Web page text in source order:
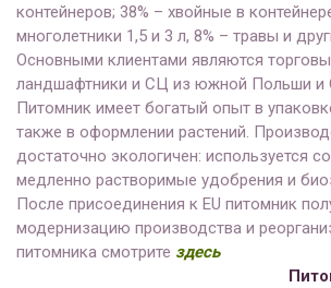
контейнеров; 38% – хвойные в
многолетники 1,5 и 3 л, 8% – травы и
Основными клиентами являются
ландшафтники и СЦ из южной Польши и
Питомник имеет богатый опыт в
также в оформлении растений.
достаточно экологичен: используется
медленно растворимые удобрения и
После присоединения к EU питомник
модернизацию производства и
питомника смотрите здесь